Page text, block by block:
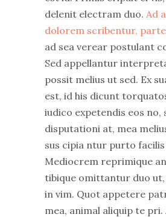
delenit electram duo. Ad
dolorem scribentur,
ad sea verear postulant
Sed appellantur
possit melius ut sed. Ex
est, id his dicunt
iudico expetendis eos no,
disputationi at, mea
sus cipia ntur purto facilis
Mediocrem reprimique
tibique omittantur duo ut,
in vim. Quot appetere
mea, animal aliquip te pri.